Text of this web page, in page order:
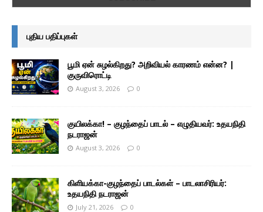
புதிய பதிப்புகள்
பூமி ஏன் சுழல்கிறது? அறிவியல் காரணம் என்ன? |
குருவிரொட்டி
August 3, 2026 0
குயிலக்கா! – குழந்தைப் பாடல் – எழுதியவர்: உதயநிதி
நடராஜன்
August 3, 2026 0
கிளியக்கா-குழந்தைப் பாடல்கள் – பாடலாசிரியர்:
உதயநிதி நடராஜன்
July 21, 2026 0